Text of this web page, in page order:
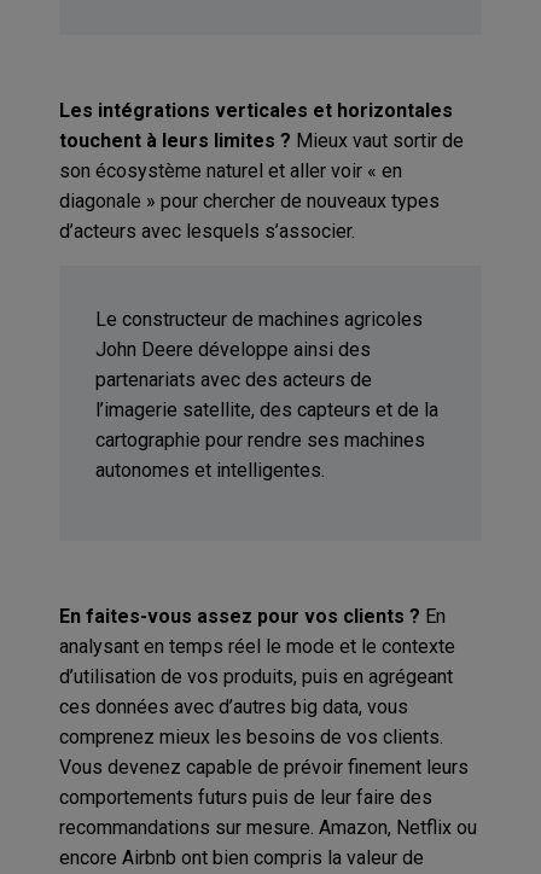
Les intégrations verticales et horizontales
touchent à leurs limites ? Mieux vaut sortir de
son écosystème naturel et aller voir « en
diagonale » pour chercher de nouveaux types
d’acteurs avec lesquels s’associer.
Le constructeur de machines agricoles
John Deere développe ainsi des
partenariats avec des acteurs de
l’imagerie satellite, des capteurs et de la
cartographie pour rendre ses machines
autonomes et intelligentes.
En faites-vous assez pour vos clients ? En
analysant en temps réel le mode et le contexte
d’utilisation de vos produits, puis en agrégeant
ces données avec d’autres big data, vous
comprenez mieux les besoins de vos clients.
Vous devenez capable de prévoir finement leurs
comportements futurs puis de leur faire des
recommandations sur mesure. Amazon, Netflix ou
encore Airbnb ont bien compris la valeur de